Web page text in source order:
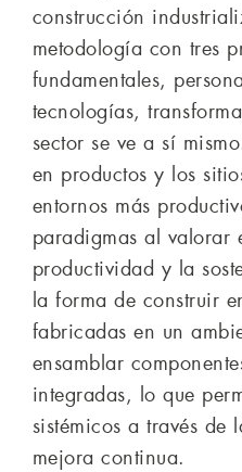
construcción
metodología con tres
fundamentales,
tecnologías,
sector se ve a sí
en productos y los
entornos más
paradigmas al valorar
productividad y la
la forma de construir
fabricadas en un
ensamblar
integradas, lo que
sistémicos a través
mejora continua.